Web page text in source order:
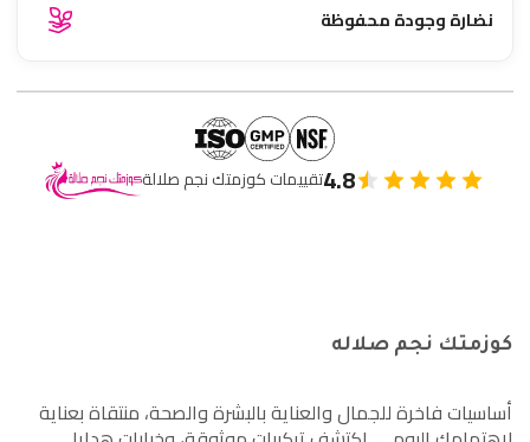
نضارة وجودة محفوظة
4.8تقييمات كوزمتك نجم صلالة
كوزمتك نجم صلاله
أساسيات فاخرة للجمال والعناية بالبشرة والصحة، منتقاة بعناية